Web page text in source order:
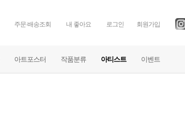
주문·배송조회 내 좋아요 로그인 회원가입
아트포스터 작품분류 아티스트 이벤트